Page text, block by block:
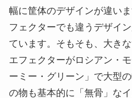
幅に筐体のデザインが違い
フェクターでも違うデザイ
ています。そもそも、大き
エフェクターがロシアン・
ーミー・グリーン」で大型
の物も基本的に「無骨」な